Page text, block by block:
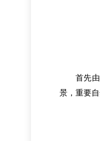
首先
景，重要